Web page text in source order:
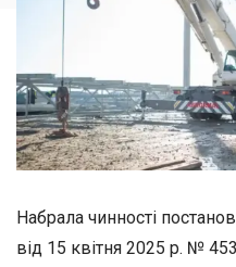
Набрала чинності
від 15 квітня 2025 р. №